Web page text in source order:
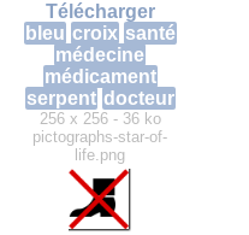
Télécharger
bleu croix santé
médecine
médicament
serpent docteur
256 x 256 - 36 ko
pictographs-star-of-
life.png